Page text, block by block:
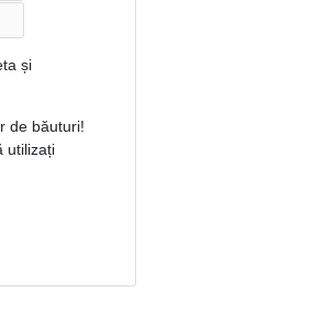
și
de băuturi!
utilizați